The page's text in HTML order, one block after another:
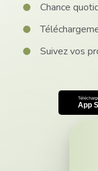
Chance
Suivez vos
App